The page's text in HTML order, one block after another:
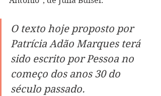
O texto hoje proposto por
Patrícia Adão Marques terá
sido escrito por Pessoa no
começo dos anos 30 do
século passado.